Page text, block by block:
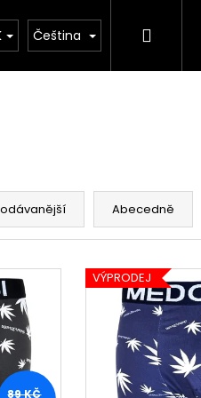
Kolekce léto 2026
Čeština Hledat
Abecedně
89 KČ
VÝPRODEJ